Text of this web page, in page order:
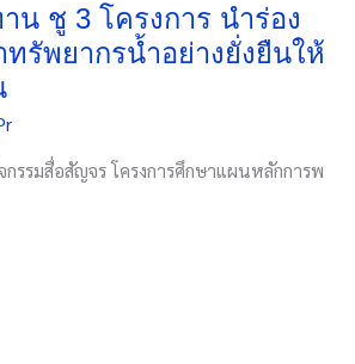
น ชู 3 โครงการ นำร่อง
รัพยากรน้ำอย่างยั่งยืนให้
รรมสื่อสัญจร โครงการศึกษาแผนหลักการพ